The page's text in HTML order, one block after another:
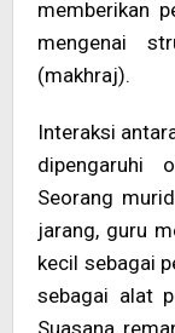
memberikan
mengenai
(makhraj).
Interaksi
dipengaruhi
Seorang
jarang, guru
kecil sebagai
sebagai alat
Suasana